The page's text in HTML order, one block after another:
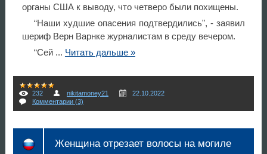
органы США к выводу, что четверо были похищены.
“Наши худшие опасения подтвердились", - заявил
шериф Верн Варнке журналистам в среду вечером.
“Сей ... Читать дальше »
232 nikitamoney21
22.10.2022
Комментарии (3)
Женщина отрезает волосы на могиле